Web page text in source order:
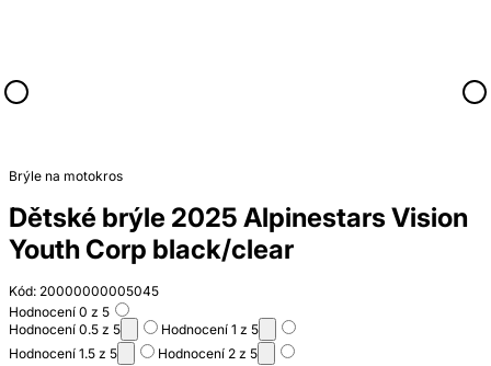
Brýle na motokros
Dětské brýle 2025 Alpinestars Vision
Youth Corp black/clear
Kód: 20000000005045
Hodnocení 0 z 5
Hodnocení 0.5 z 5
Hodnocení 1 z 5
Hodnocení 1.5 z 5
Hodnocení 2 z 5